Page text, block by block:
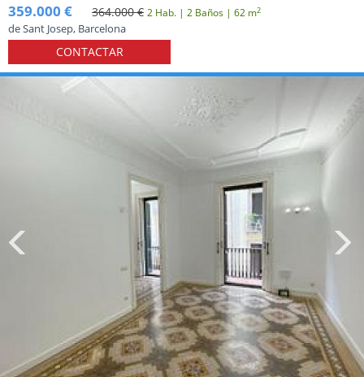
359.000 € 364.000 € 2 Hab. | 2 Baños | 62 m2
de Sant Josep, Barcelona
CONTACTAR